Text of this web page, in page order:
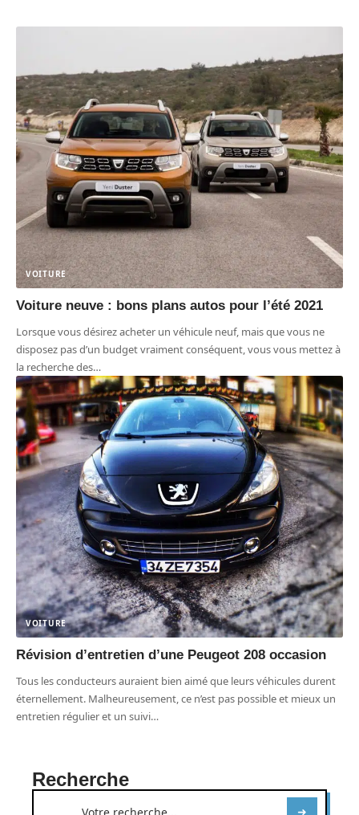
VOITURE
Voiture neuve : bons plans autos pour l’été 2021
Lorsque vous désirez acheter un véhicule neuf, mais que vous ne
disposez pas d’un budget vraiment conséquent, vous vous mettez à
la recherche des…
VOITURE
Révision d’entretien d’une Peugeot 208 occasion
Tous les conducteurs auraient bien aimé que leurs véhicules durent
éternellement. Malheureusement, ce n’est pas possible et mieux un
entretien régulier et un suivi…
Recherche